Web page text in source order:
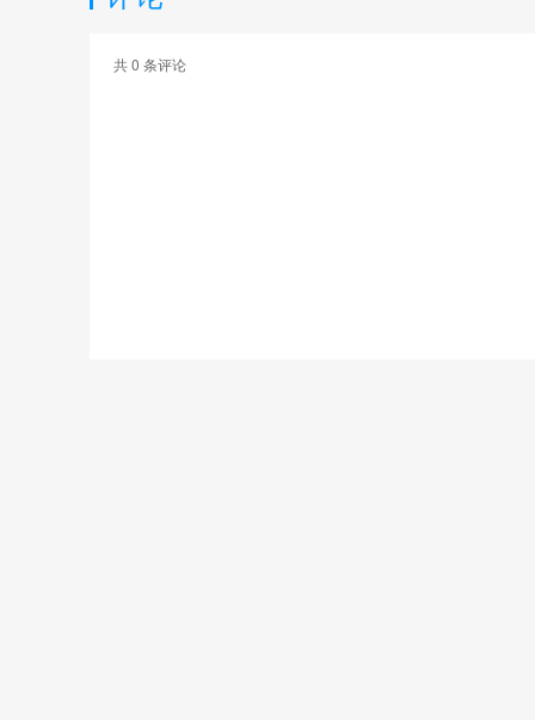
共0 条评论